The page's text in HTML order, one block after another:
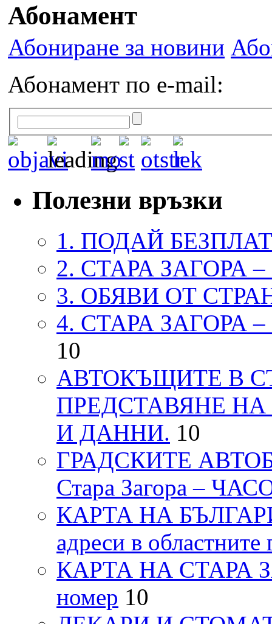
Абонамент
Абониране за новини
Абонамент по e-mail:
Полезни връзки
1. ПОДАЙ
2. СТАРА ЗАГОРА
3. ОБЯВИ ОТ
4. СТАРА ЗАГОРА
10
АВТОКЪЩИТЕ В
ПРЕДСТАВЯНЕ
И ДАННИ. 10
ГРАДСКИТЕ
Стара Загора –
КАРТА НА
адреси в областните
КАРТА НА СТАРА
номер 10